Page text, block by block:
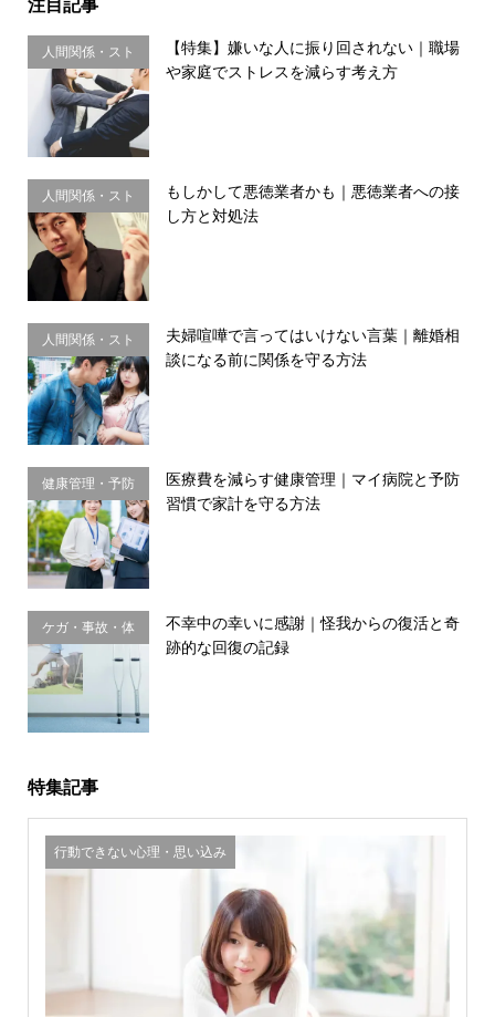
注目記事
人間関係・スト
レス
【特集】嫌いな人に振り回されない｜職場
や家庭でストレスを減らす考え方
人間関係・スト
レス
もしかして悪徳業者かも｜悪徳業者への接
し方と対処法
人間関係・スト
レス
夫婦喧嘩で言ってはいけない言葉｜離婚相
談になる前に関係を守る方法
健康管理・予防
習慣
医療費を減らす健康管理｜マイ病院と予防
習慣で家計を守る方法
ケガ・事故・体
のサイン
不幸中の幸いに感謝｜怪我からの復活と奇
跡的な回復の記録
特集記事
行動できない心理・思い込み